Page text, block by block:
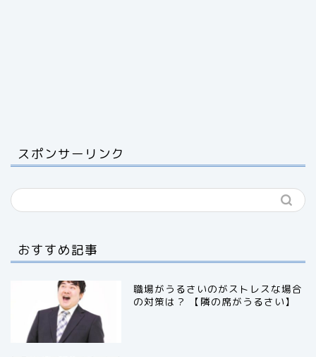
スポンサーリンク
おすすめ記事
職場がうるさいのがストレスな場合
の対策は？ 【隣の席がうるさい】